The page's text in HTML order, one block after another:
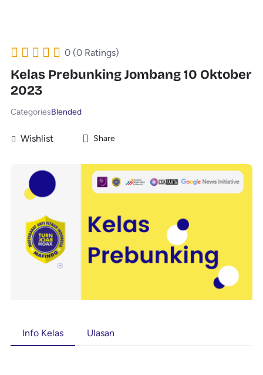
0 (0 Ratings)
Kelas Prebunking Jombang 10 Oktober
2023
CategoriesBlended
Wishlist Share
Info Kelas Ulasan